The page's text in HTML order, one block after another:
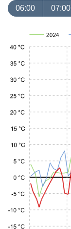
06:00 07:00